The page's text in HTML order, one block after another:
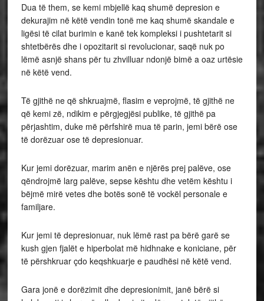
Dua të them, se kemi mbjellë kaq shumë depresion e
dekurajim në këtë vendin tonë me kaq shumë skandale e
ligësi të cilat burimin e kanë tek kompleksi i pushtetarit si
shtetbërës dhe i opozitarit si revolucionar, saqë nuk po
lëmë asnjë shans për tu zhvilluar ndonjë bimë a oaz urtësie
në këtë vend.
Të gjithë ne që shkruajmë, flasim e veprojmë, të gjithë ne
që kemi zë, ndikim e përgjegjësi publike, të gjithë pa
përjashtim, duke më përfshirë mua të parin, jemi bërë ose
të dorëzuar ose të depresionuar.
Kur jemi dorëzuar, marim anën e njërës prej palëve, ose
qëndrojmë larg palëve, sepse kështu dhe vetëm kështu i
bëjmë mirë vetes dhe botës sonë të vockël personale e
familjare.
Kur jemi të depresionuar, nuk lëmë rast pa bërë garë se
kush gjen fjalët e hiperbolat më hidhnake e koniciane, për
të përshkruar çdo keqshkuarje e paudhësi në këtë vend.
Gara jonë e dorëzimit dhe depresionimit, janë bërë si